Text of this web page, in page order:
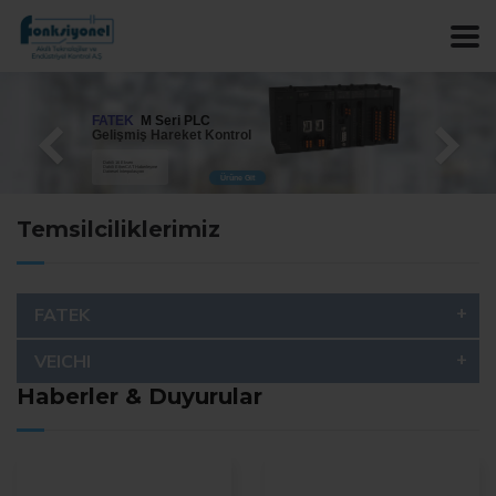
FATEK
M Seri PLC
Gelişmiş Hareket Kontrol
Dahili EtherCAT Haberleşme
Dairesel İnterpolasyon
Ürüne Git
Temsilciliklerimiz
FATEK
VEICHI
Haberler & Duyurular